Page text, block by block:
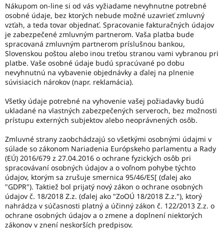
Nákupom on-line si od vás vyžiadame nevyhnutne potrebné
osobné údaje, bez ktorých nebude možné uzavrieť zmluvný
vzťah, a teda tovar objednať. Spracovanie fakturačných údajov
je zabezpečené zmluvným partnerom. Vaša platba bude
spracovaná zmluvným partnerom príslušnou bankou,
Slovenskou poštou alebo inou treťou stranou vami vybranou pri
platbe. Vaše osobné údaje budú spracúvané po dobu
nevyhnutnú na vybavenie objednávky a ďalej na plnenie
súvisiacich nárokov (napr. reklamácia).
Všetky údaje potrebné na vyhovenie vašej požiadavky budú
ukladané na vlastných zabezpečených serveroch, bez možnosti
prístupu externých subjektov alebo neoprávnených osôb.
Zmluvné strany zaobchádzajú so všetkými osobnými údajmi v
súlade so zákonom Nariadenia Európskeho parlamentu a Rady
(EÚ) 2016/679 z 27.04.2016 o ochrane fyzických osôb pri
spracovávaní osobných údajov a o voľnom pohybe týchto
údajov, ktorým sa zrušuje smernica 95/46/ES[ (ďalej ako
"GDPR"). Taktiež bol prijatý nový zákon o ochrane osobných
údajov č. 18/2018 Z.z. (ďalej ako "ZoOÚ 18/2018 Z.z."), ktorý
nahrádza v súčasnosti platný a účinný zákon č. 122/2013 Z.z. o
ochrane osobných údajov a o zmene a doplnení niektorých
zákonov v znení neskorších predpisov.